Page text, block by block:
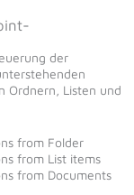
der
Ordnern, Listen und
from Folder
from List items
from Documents